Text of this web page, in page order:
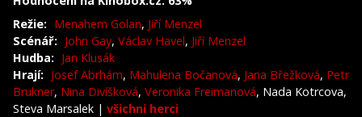
Režie: Menahem Golan, Jiří Menzel
Scénář: John Gay, Václav Havel, Jiří Menzel
Hudba: Jan Klusák
Hrají: Josef Abrhám, Mahulena Bočanová, Jana Břežková, Petr
Brukner, Nina Divíšková, Veronika Freimanová, Nada Kotrcova,
Steva Marsalek | všichni herci